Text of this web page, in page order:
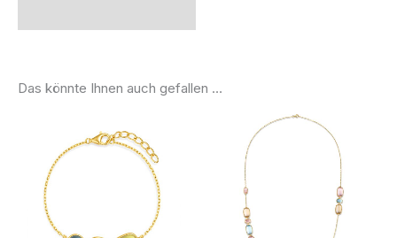
Das könnte Ihnen auch gefallen …